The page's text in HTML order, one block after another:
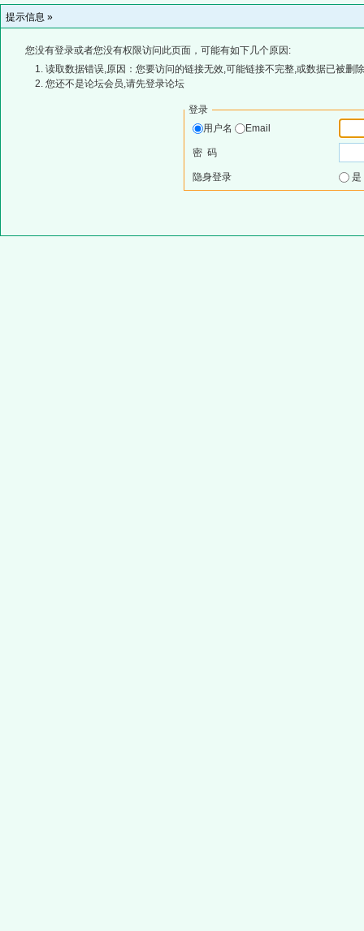
提示信息 »
您没有登录或者您没有权限访问此页面，可能有如下几个原因:
读取数据错误,原因：您要访问的链接无效,可能链接不完整,或数据已被删
您还不是论坛会员,请先登录论坛
登录
用户名
Email
密 码
隐身登录